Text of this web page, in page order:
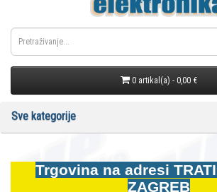
0 artikal(a) - 0,00 €
Sve kategorije
Trgovina na adresi
ZAGREB